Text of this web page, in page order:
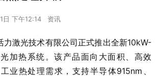
日 下午12:14 资讯
力激光技术有限公司正式推出全新10kW-
加热系统。该产品面向大面积、高效
业热处理需求，支持半导体915nm、